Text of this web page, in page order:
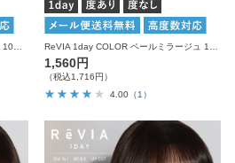
ReVIA 1day COLOR ラスタージェム 10枚入り レヴィア カラコン ReVIA 1day COLOR ペールミラージュ 10枚入り レヴィア カラコン
1,560円
（税込1,716円）
4.00 （1）